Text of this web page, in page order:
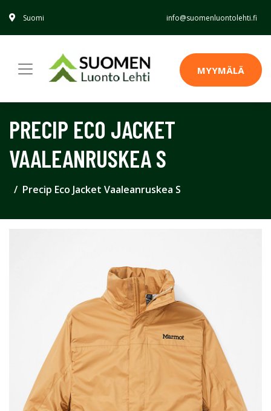
Suomi info@suomenluontolehti.fi
MYYMÄLÄ
PRECIP ECO JACKET
VAALEANRUSKEA S
Precip Eco Jacket Vaaleanruskea S